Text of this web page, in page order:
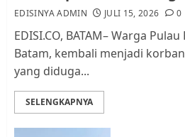
AGUSTUS 1,
EDISINYA ADMIN JULI 15, 2026 0
EDISI.CO, BATAM– Warga
Batam, kembali menjadi
yang diduga...
SELENGKAPNYA